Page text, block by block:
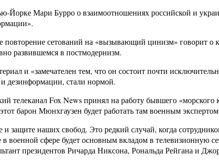
Мари Бурро о взаимоотношениях российской и
повторение сетований на «вызывающий цинизм» говорит
развившемся в постмодернизм.
и «замечателен тем, что он состоит почти
дезинформации, стали нормой.
Fox News принял на работу бывшего «морского
барон Мюнхгаузен будет работать там военным
наших свобод. Это редкий случай, когда
сфере будет основным вкладом в телевизионную
президентов Ричарда Никсона, Рональда Рейгана и